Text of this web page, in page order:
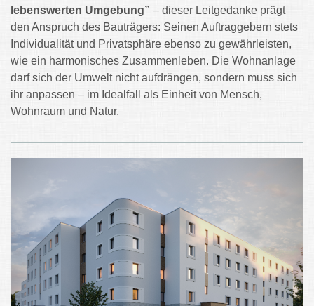
lebenswerten Umgebung” – dieser Leitgedanke prägt
den Anspruch des Bauträgers: Seinen Auftraggebern stets
Individualität und Privatsphäre ebenso zu gewährleisten,
wie ein harmonisches Zusammenleben. Die Wohnanlage
darf sich der Umwelt nicht aufdrängen, sondern muss sich
ihr anpassen – im Idealfall als Einheit von Mensch,
Wohnraum und Natur.